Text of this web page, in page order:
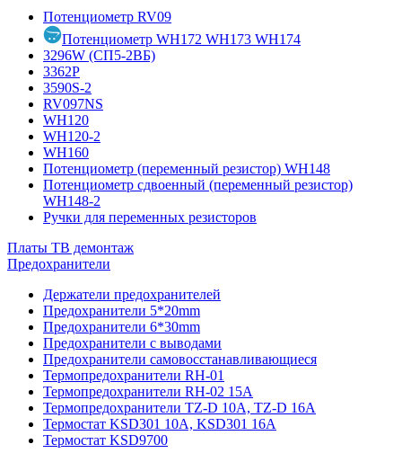
Потенциометр RV09
Потенциометр WH172 WH173 WH174
3296W (СП5-2ВБ)
3362P
3590S-2
RV097NS
WH120
WH120-2
WH160
Потенциометр (переменный резистор) WH148
Потенциометр сдвоенный (переменный резистор)
WH148-2
Ручки для переменных резисторов
Платы ТВ демонтаж
Предохранители
Держатели предохранителей
Предохранители 5*20mm
Предохранители 6*30mm
Предохранители с выводами
Предохранители самовосстанавливающиеся
Термопредохранители RH-01
Термопредохранители RH-02 15A
Термопредохранители TZ-D 10A, TZ-D 16A
Термостат KSD301 10A, KSD301 16A
Термостат KSD9700